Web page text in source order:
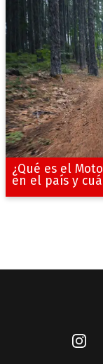
¿Qué es el
en el país y